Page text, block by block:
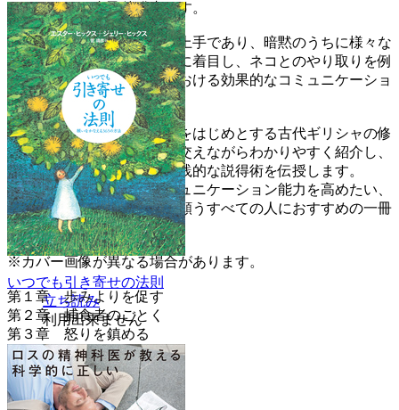
ぶユニークな自己啓発書です。
著者は、ネコが優れた交渉上手であり、暗黙のうちに様々な
説得術を駆使していることに着目し、ネコとのやり取りを例
に挙げながら、人間関係における効果的なコミュニケーショ
ン方法を解説します。
本書では、アリストテレスをはじめとする古代ギリシャの修
辞学の概念を、ユーモアを交えながらわかりやすく紹介し、
日常生活や仕事で役立つ実践的な説得術を伝授します。
ネコ好きはもちろん、コミュニケーション能力を高めたい、
人間関係を円滑にしたいと願うすべての人におすすめの一冊
です。
※カバー画像が異なる場合があります。
第１章 歩みよりを促す
第２章 捕食者のごとく
第３章 怒りを鎮める
第４章 郷に従え
第５章 信頼を得る
第６章 論理的に話す
いつでも引き寄せの法則
立ち読み
利用出来ません